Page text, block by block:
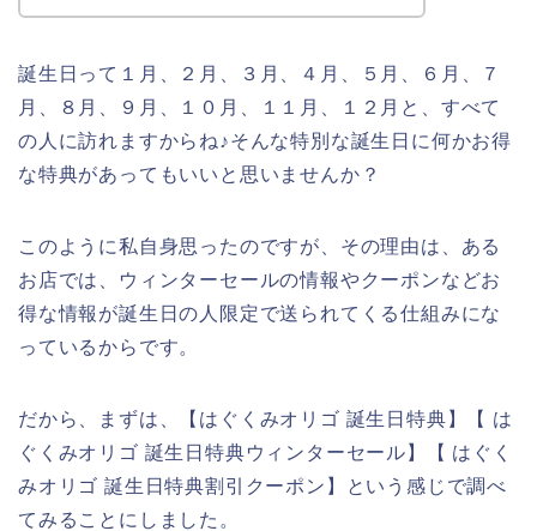
誕生日って１月、２月、３月、４月、５月、６月、７
月、８月、９月、１０月、１１月、１２月と、すべて
の人に訪れますからね♪そんな特別な誕生日に何かお得
な特典があってもいいと思いませんか？
このように私自身思ったのですが、その理由は、ある
お店では、ウィンターセールの情報やクーポンなどお
得な情報が誕生日の人限定で送られてくる仕組みにな
っているからです。
だから、まずは、【はぐくみオリゴ 誕生日特典】【 は
ぐくみオリゴ 誕生日特典ウィンターセール】【 はぐく
みオリゴ 誕生日特典割引クーポン】という感じで調べ
てみることにしました。